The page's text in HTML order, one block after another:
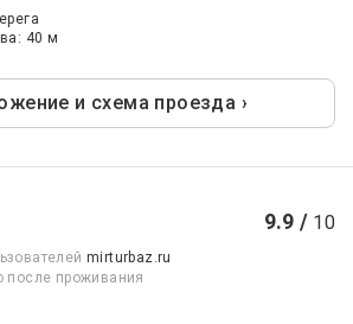
40 м
и схема проезда ›
9.9 / 10
mirturbaz.ru
после проживания